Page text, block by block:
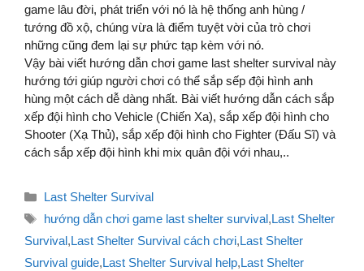
game lâu đời, phát triển với nó là hệ thống anh hùng /
tướng đồ xộ, chúng vừa là điểm tuyệt vời của trò chơi
những cũng đem lại sự phức tạp kèm với nó.
Vậy bài viết hướng dẫn chơi game last shelter survival này
hướng tới giúp người chơi có thể sắp sếp đội hình anh
hùng một cách dễ dàng nhất. Bài viết hướng dẫn cách sắp
xếp đội hình cho Vehicle (Chiến Xa), sắp xếp đội hình cho
Shooter (Xạ Thủ), sắp xếp đội hình cho Fighter (Đấu Sĩ) và
cách sắp xếp đội hình khi mix quân đội với nhau,..
Danh
mục
Last Shelter Survival
Thẻ
hướng dẫn chơi game last shelter survival,Last Shelter
Survival,Last Shelter Survival cách chơi,Last Shelter
Survival guide,Last Shelter Survival help,Last Shelter